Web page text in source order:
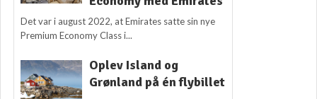
Det var i august 2022, at Emirates satte sin nye
Premium Economy Class i...
Oplev Island og
Grønland på én flybillet